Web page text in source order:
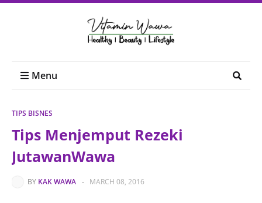
Menu
TIPS BISNES
Tips Menjemput Rezeki
JutawanWawa
BY KAK WAWA - MARCH 08, 2016